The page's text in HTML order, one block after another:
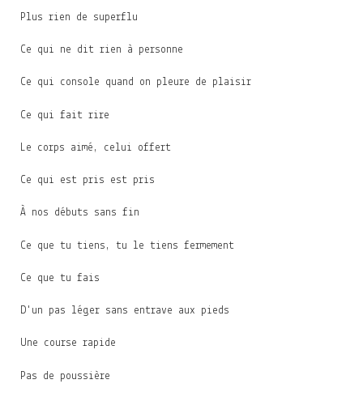
Plus rien de superflu
Ce qui ne dit rien à personne
Ce qui console quand on pleure de plaisir
Ce qui fait rire
Le corps aimé, celui offert
Ce qui est pris est pris
À nos débuts sans fin
Ce que tu tiens, tu le tiens fermement
Ce que tu fais
D'un pas léger sans entrave aux pieds
Une course rapide
Pas de poussière